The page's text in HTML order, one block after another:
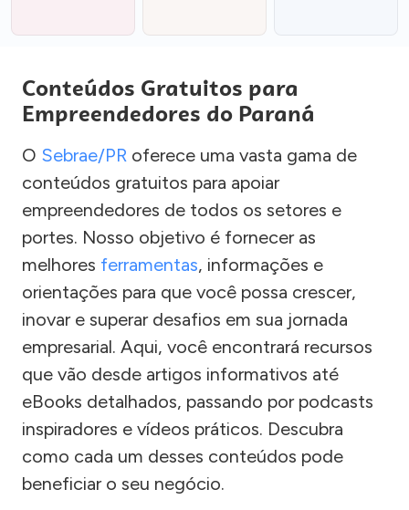
Conteúdos Gratuitos para
Empreendedores do Paraná
O Sebrae/PR oferece uma vasta gama de
conteúdos gratuitos para apoiar
empreendedores de todos os setores e
portes. Nosso objetivo é fornecer as
melhores ferramentas, informações e
orientações para que você possa crescer,
inovar e superar desafios em sua jornada
empresarial. Aqui, você encontrará recursos
que vão desde artigos informativos até
eBooks detalhados, passando por podcasts
inspiradores e vídeos práticos. Descubra
como cada um desses conteúdos pode
beneficiar o seu negócio.